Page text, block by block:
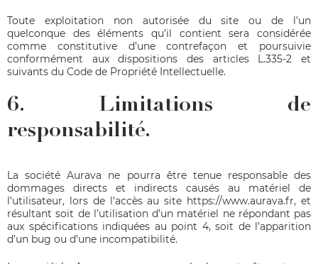
Toute exploitation non autorisée du site ou de l’un
quelconque des éléments qu’il contient sera considérée
comme constitutive d’une contrefaçon et poursuivie
conformément aux dispositions des articles L.335-2 et
suivants du Code de Propriété Intellectuelle.
6. Limitations de
responsabilité.
La société Aurava ne pourra être tenue responsable des
dommages directs et indirects causés au matériel de
l’utilisateur, lors de l’accès au site https://www.aurava.fr, et
résultant soit de l’utilisation d’un matériel ne répondant pas
aux spécifications indiquées au point 4, soit de l’apparition
d’un bug ou d’une incompatibilité.